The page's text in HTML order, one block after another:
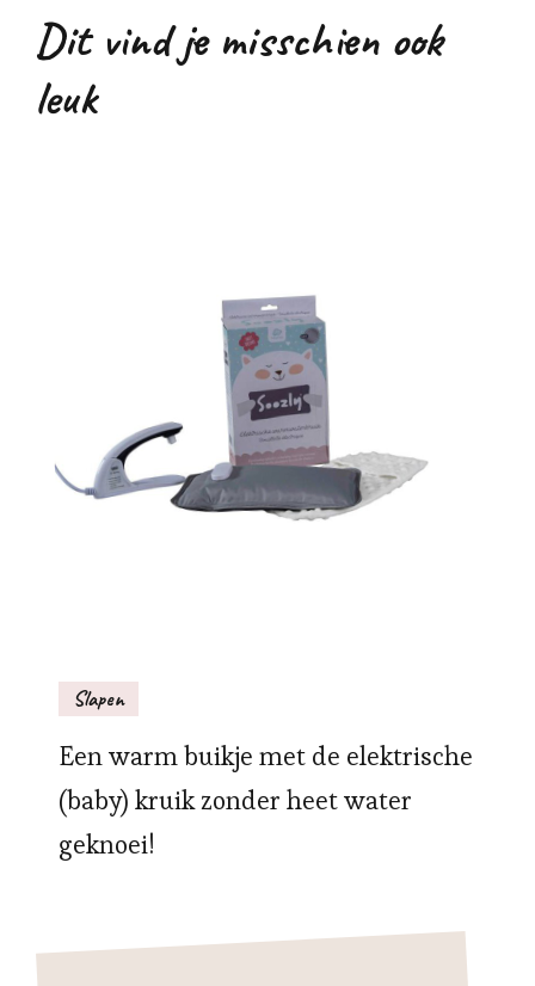
Dit vind je misschien ook
leuk
Slapen
Een warm buikje met de elektrische
(baby) kruik zonder heet water
geknoei!